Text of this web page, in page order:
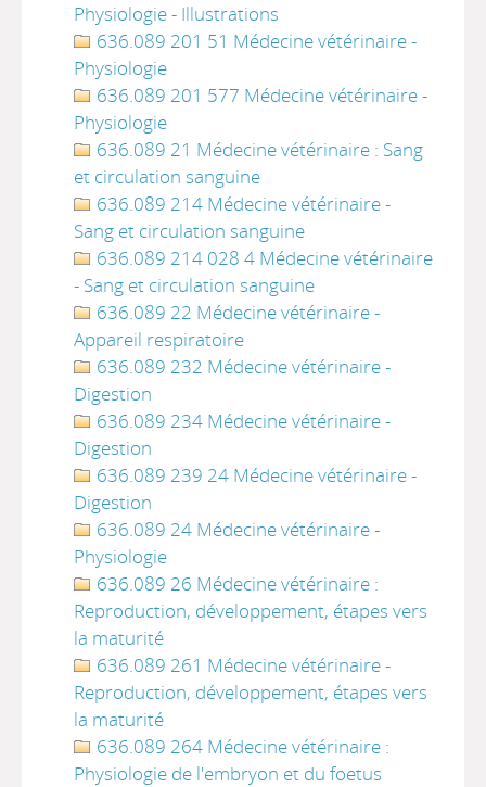
Physiologie - Illustrations
636.089 201 51 Médecine vétérinaire -
Physiologie
636.089 201 577 Médecine vétérinaire -
Physiologie
636.089 21 Médecine vétérinaire : Sang
et circulation sanguine
636.089 214 Médecine vétérinaire -
Sang et circulation sanguine
636.089 214 028 4 Médecine vétérinaire
- Sang et circulation sanguine
636.089 22 Médecine vétérinaire -
Appareil respiratoire
636.089 232 Médecine vétérinaire -
Digestion
636.089 234 Médecine vétérinaire -
Digestion
636.089 239 24 Médecine vétérinaire -
Digestion
636.089 24 Médecine vétérinaire -
Physiologie
636.089 26 Médecine vétérinaire :
Reproduction, développement, étapes vers
la maturité
636.089 261 Médecine vétérinaire -
Reproduction, développement, étapes vers
la maturité
636.089 264 Médecine vétérinaire :
Physiologie de l'embryon et du foetus